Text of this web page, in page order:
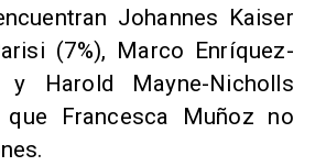
Johannes Kaiser
(7%), Marco Enríquez-
y Harold Mayne-Nicholls
que Francesca Muñoz no